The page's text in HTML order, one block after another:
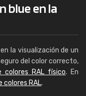
blue en la
la visualización de un
del color correcto,
colores RAL físico. En
colores RAL.